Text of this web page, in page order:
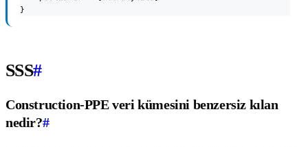
}
SSS#
Construction-PPE veri kümesini benzersiz kılan
nedir?#